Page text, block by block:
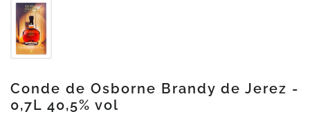
Conde de Osborne Brandy de Jerez -
0,7L 40,5% vol